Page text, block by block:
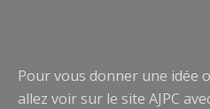
Pour vous donner une idée
allez voir sur le site AJPC